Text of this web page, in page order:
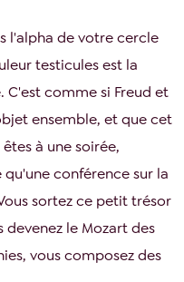
l'alpha de votre cercle
testicules est la
comme si Freud et
ensemble, et que cet
à une soirée,
conférence sur la
sortez ce petit trésor
le Mozart des
vous composez des